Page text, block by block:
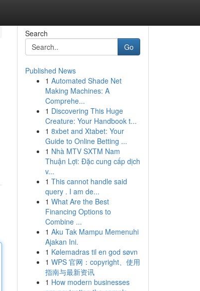
Search
Go
Published News
1 Automated Shade Net
Making Machines: A
Comprehe...
1 Discovering This Huge
Creature: Your Handbook t...
1 8xbet and Xtabet: Your
Guide to Online Betting ...
1 Nhà MTV SXTM Nam
Thuận Lợi: Đặc cung cấp dịch
v...
1 This cannot handle said
query . I am de...
1 What Are the Best
Financing Options to
Combine ...
1 Aku Tak Mampu Memenuhi
Ajakan Ini.
1 Kølemadras til en god søvn
1 WPS 官网：copyright、使用
指南与最新资讯
1 How modern businesses